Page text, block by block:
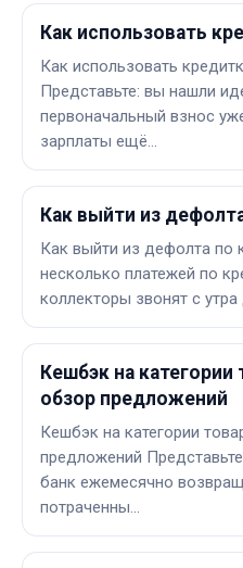
Как использовать
Как использовать
Представьте: вы нашли
первоначальный взнос
зарплаты ещё…
Как выйти из
Как выйти из дефолта по
несколько платежей по
коллекторы звонят с
Кешбэк на категории
обзор предложений
Кешбэк на категории
предложений
банк ежемесячно
потраченны…